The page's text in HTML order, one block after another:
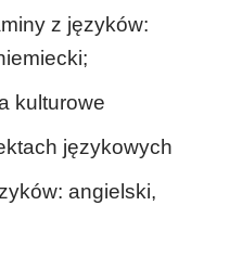
z języków:
kulturowe
językowych
angielski,